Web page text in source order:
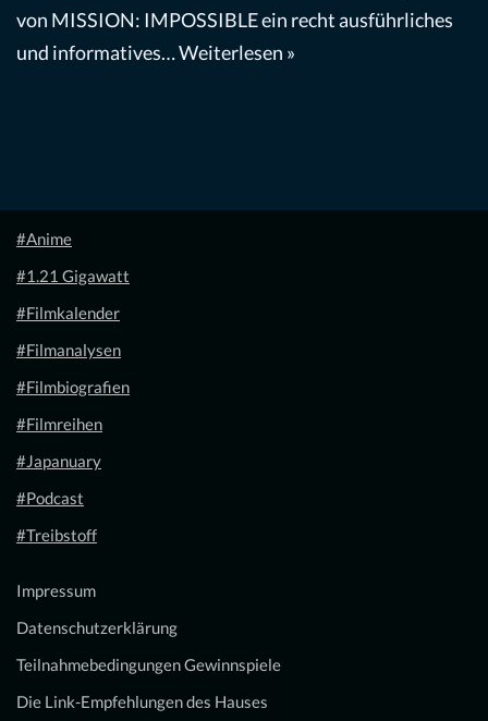
von MISSION: IMPOSSIBLE ein recht ausführliches
und informatives…Weiterlesen »
#Anime
#1.21 Gigawatt
#Filmkalender
#Filmanalysen
#Filmbiografien
#Filmreihen
#Japanuary
#Podcast
#Treibstoff
Impressum
Datenschutzerklärung
Teilnahmebedingungen Gewinnspiele
Die Link-Empfehlungen des Hauses